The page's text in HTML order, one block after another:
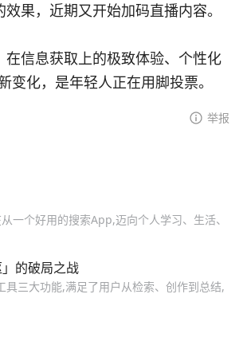
果，近期又开始加码直播内容。
信息获取上的极致体验、个性化
化，是年轻人正在用脚投票。
举报
一个好用的搜索App,迈向个人学习、生活、
的破局之战
三大功能,满足了用户从检索、创作到总结,